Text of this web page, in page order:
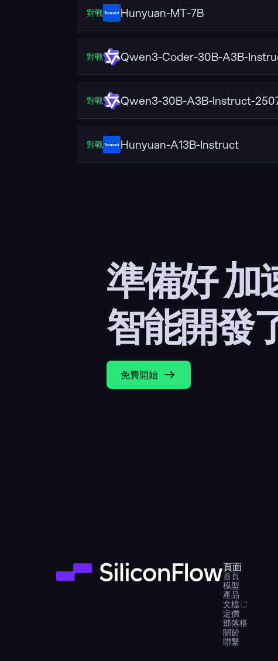
對戰 Hunyuan-MT-7B
對戰 Qwen3-Coder-30B-A3B-
對戰 Qwen3-30B-A3B-Instruct-
對戰 Hunyuan-A13B-Instruct
準備好 加
智能開發
免費開始
頁面
首頁
模型
產品
文檔
定價
部落格
關於
聯繫